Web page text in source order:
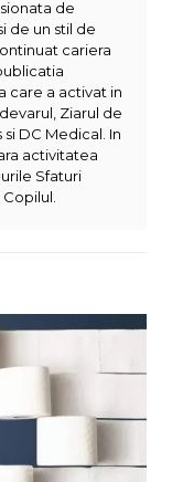
de
de un stil de
cariera
care a activat in
Ziarul de
DC Medical. In
activitatea
Sfaturi